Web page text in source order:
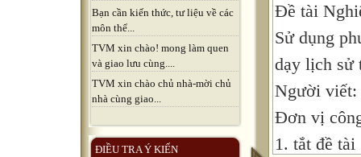
Bạn cần kiến thức, tư liệu về các
môn thể...
TVM xin chào! mong làm quen
và giao lưu cùng....
TVM xin chào chủ nhà-mời chủ
nhà cùng giao...
ĐIỀU TRA Ý KIẾN
Đề tài
Sử dụng
dạy lịch sử
Người
Đơn vị
1. tắt đề tài